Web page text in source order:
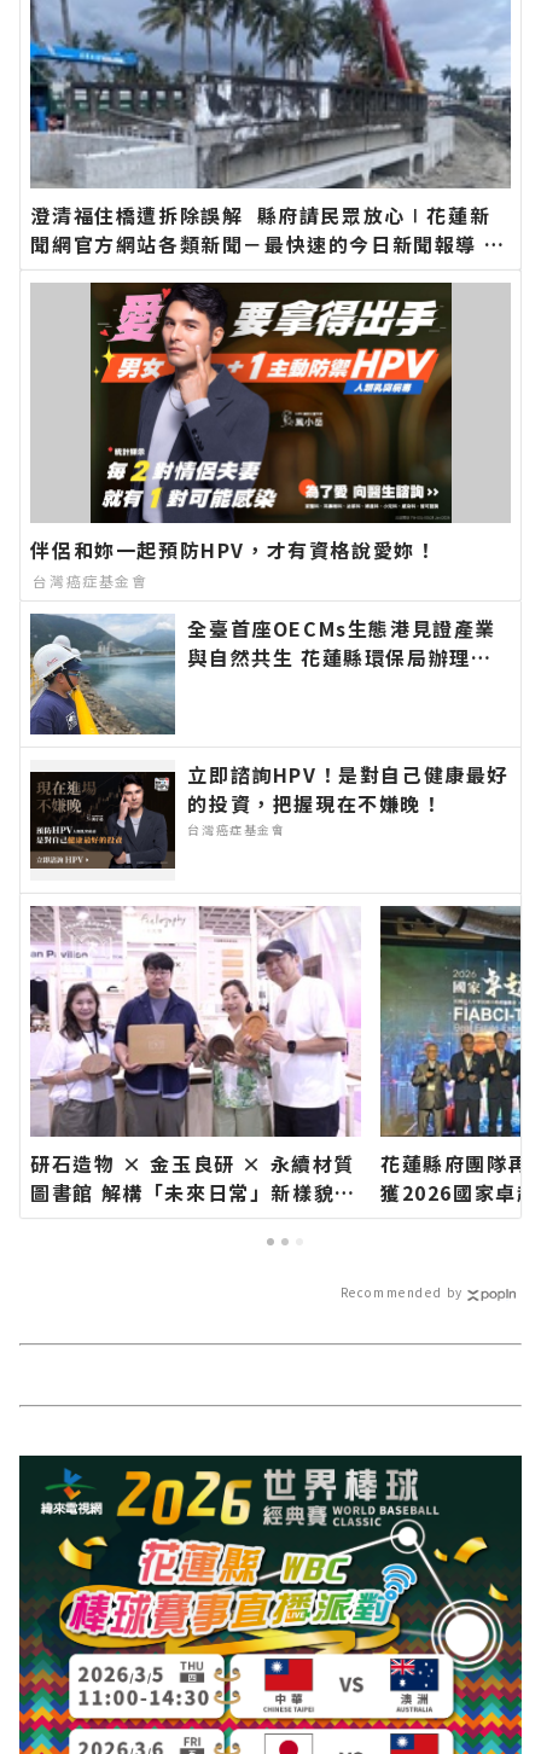
澄清福住橋遭拆除誤解 縣府請民眾放心∣花蓮新
聞網官方網站各類新聞－最快速的今日新聞報導 最
新的在地資訊！
伴侶和妳一起預防HPV，才有資格說愛妳！
台灣癌症基金會
全臺首座OECMs生態港見證產業
與自然共生 花蓮縣環保局辦理海
新聞－最快速的今日新聞報導 最
新的在地資訊！
立即諮詢HPV！是對自己健康最好
的投資，把握現在不嫌晚！
台灣癌症基金會
研石造物 × 金玉良研 × 永續材質
圖書館 解構「未來日常」新樣貌∣
花蓮新聞網官方網站各類新聞－最
快速的今日新聞報導 最新的在地資
花蓮縣府團隊再
獲2026國家卓
新聞網官方網站
Recommended by